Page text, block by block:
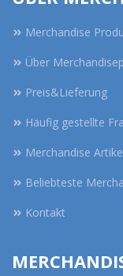
Merchandise
Über
Preis&Lieferung
Häufig gestellte
Merchandise
Beliebteste
Kontakt